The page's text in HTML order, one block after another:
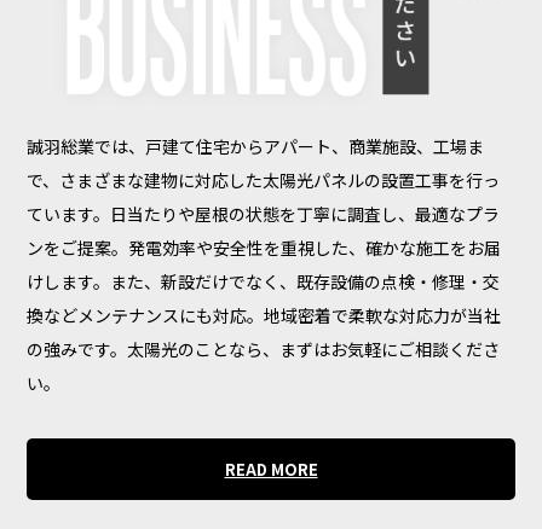
誠羽総業では、戸建て住宅からアパート、商業施設、工場ま
で、さまざまな建物に対応した太陽光パネルの設置工事を行っ
ています。日当たりや屋根の状態を丁寧に調査し、最適なプラ
ンをご提案。発電効率や安全性を重視した、確かな施工をお届
けします。また、新設だけでなく、既存設備の点検・修理・交
換などメンテナンスにも対応。地域密着で柔軟な対応力が当社
の強みです。太陽光のことなら、まずはお気軽にご相談くださ
い。
READ MORE